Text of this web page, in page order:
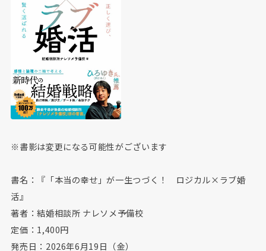
※書影は変更になる可能性がございます
書名：『「本当の幸せ」が一生つづく！ ロジカル×ラブ婚
活』
著者：結婚相談所 ナレソメ予備校
定価：1,400円
発売日：2026年6月19日（金）